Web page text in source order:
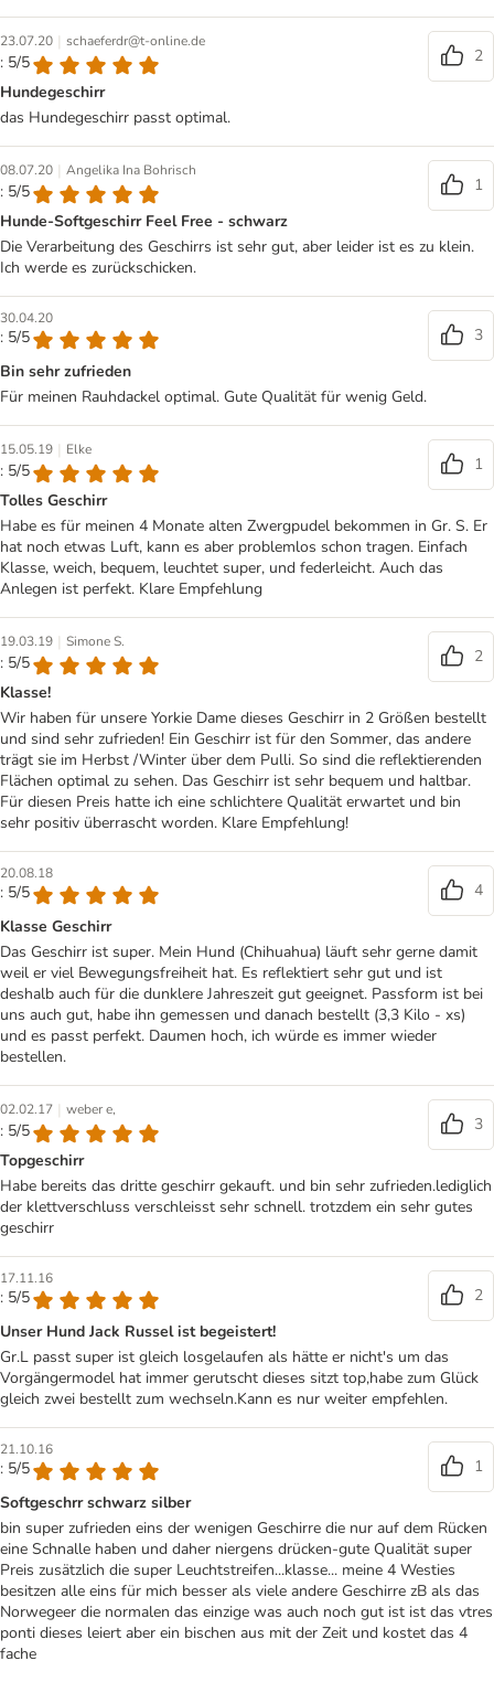
23.07.20 | schaeferdr@t-online.de
: 5/5
2
Hundegeschirr
das Hundegeschirr passt optimal.
08.07.20 | Angelika Ina Bohrisch
: 5/5
1
Hunde-Softgeschirr Feel Free - schwarz
Die Verarbeitung des Geschirrs ist sehr gut, aber leider ist es zu klein.
Ich werde es zurückschicken.
30.04.20
: 5/5
3
Bin sehr zufrieden
Für meinen Rauhdackel optimal. Gute Qualität für wenig Geld.
15.05.19 | Elke
: 5/5
1
Tolles Geschirr
Habe es für meinen 4 Monate alten Zwergpudel bekommen in Gr. S. Er
hat noch etwas Luft, kann es aber problemlos schon tragen. Einfach
Klasse, weich, bequem, leuchtet super, und federleicht. Auch das
Anlegen ist perfekt. Klare Empfehlung
19.03.19 | Simone S.
: 5/5
2
Klasse!
Wir haben für unsere Yorkie Dame dieses Geschirr in 2 Größen bestellt
und sind sehr zufrieden! Ein Geschirr ist für den Sommer, das andere
trägt sie im Herbst /Winter über dem Pulli. So sind die reflektierenden
Flächen optimal zu sehen. Das Geschirr ist sehr bequem und haltbar.
Für diesen Preis hatte ich eine schlichtere Qualität erwartet und bin
sehr positiv überrascht worden. Klare Empfehlung!
20.08.18
: 5/5
4
Klasse Geschirr
Das Geschirr ist super. Mein Hund (Chihuahua) läuft sehr gerne damit
weil er viel Bewegungsfreiheit hat. Es reflektiert sehr gut und ist
deshalb auch für die dunklere Jahreszeit gut geeignet. Passform ist bei
uns auch gut, habe ihn gemessen und danach bestellt (3,3 Kilo - xs)
und es passt perfekt. Daumen hoch, ich würde es immer wieder
bestellen.
02.02.17 | weber e,
: 5/5
3
Topgeschirr
Habe bereits das dritte geschirr gekauft. und bin sehr zufrieden.lediglich
der klettverschluss verschleisst sehr schnell. trotzdem ein sehr gutes
geschirr
17.11.16
: 5/5
2
Unser Hund Jack Russel ist begeistert!
Gr.L passt super ist gleich losgelaufen als hätte er nicht's um das
Vorgängermodel hat immer gerutscht dieses sitzt top,habe zum Glück
gleich zwei bestellt zum wechseln.Kann es nur weiter empfehlen.
21.10.16
: 5/5
1
Softgeschrr schwarz silber
bin super zufrieden eins der wenigen Geschirre die nur auf dem Rücken
eine Schnalle haben und daher niergens drücken-gute Qualität super
Preis zusätzlich die super Leuchtstreifen...klasse... meine 4 Westies
besitzen alle eins für mich besser als viele andere Geschirre zB als das
Norwegeer die normalen das einzige was auch noch gut ist ist das vtres
ponti dieses leiert aber ein bischen aus mit der Zeit und kostet das 4
fache